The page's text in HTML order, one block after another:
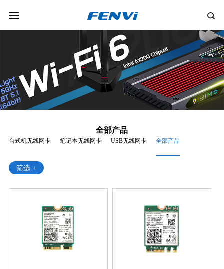
全部产品
台式机无线网卡 笔记本无线网卡 USB无线网卡 全部产品
筛选 +